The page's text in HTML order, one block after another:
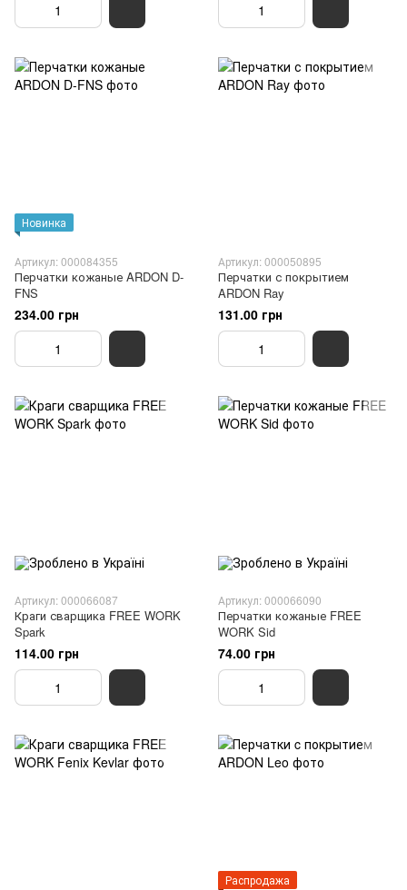
Новинка
Артикул: 000084355
Перчатки кожаные ARDON D-
FNS
234.00 грн
Артикул: 000050895
Перчатки с покрытием
ARDON Ray
131.00 грн
Артикул: 000066087
Краги сварщика FREE WORK
Spark
114.00 грн
Артикул: 000066090
Перчатки кожаные FREE
WORK Sid
74.00 грн
Распродажа